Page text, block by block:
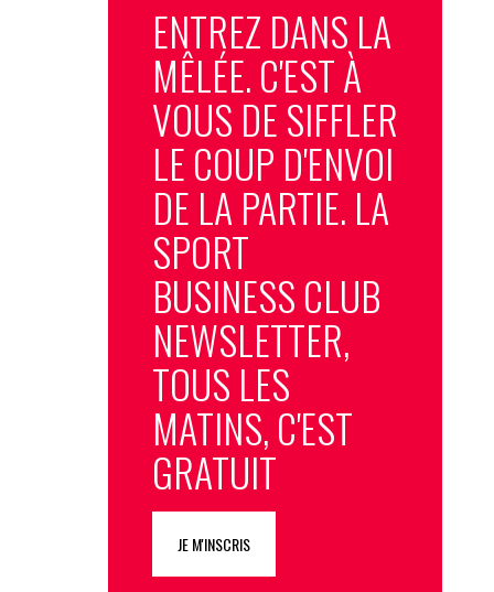
ENTREZ DANS LA
MÊLÉE. C'EST À
VOUS DE SIFFLER
LE COUP D'ENVOI
DE LA PARTIE. LA
SPORT
BUSINESS CLUB
NEWSLETTER,
TOUS LES
MATINS, C'EST
GRATUIT
JE M'INSCRIS